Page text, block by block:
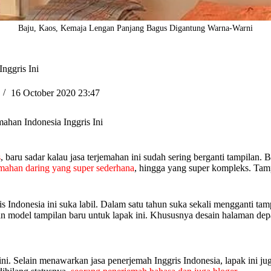
Baju, Kaos, Kemaja Lengan Panjang Bagus Digantung Warna-Warni
Ini
16 October 2020 23:47
Indonesia Inggris Ini
, baru sadar kalau jasa terjemahan ini sudah sering berganti tampilan.
daring yang super sederhana, hingga yang super kompleks.
Indonesia ini suka labil. Dalam satu tahun suka sekali mengganti
model tampilan baru untuk lapak ini. Khususnya desain halaman
Selain menawarkan jasa penerjemah Inggris Indonesia, lapak ini